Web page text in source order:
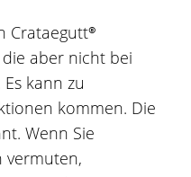
Crataegutt®
aber nicht bei
kann zu
kommen. Die
Wenn Sie
vermuten,